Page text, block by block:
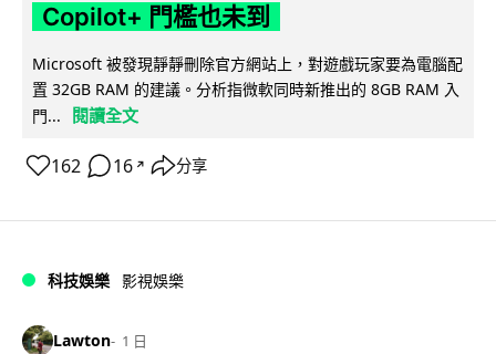
Copilot+ 門檻也未到
Microsoft 被發現靜靜刪除官方網站上，對遊戲玩家要為電腦配
置 32GB RAM 的建議。分析指微軟同時新推出的 8GB RAM 入
門...
閱讀全文
162 16 ↗ 分享
科技娛樂 影視娛樂
Lawton 1 日